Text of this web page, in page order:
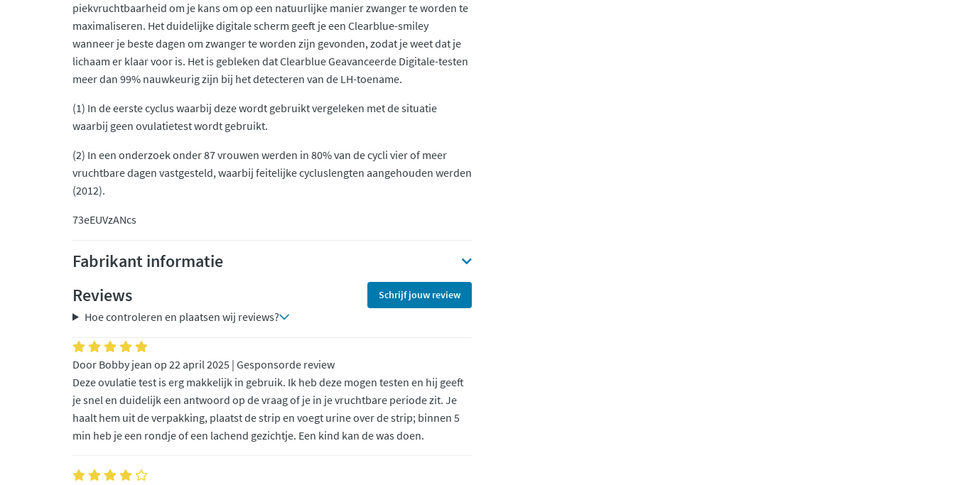
piekvruchtbaarheid om je kans om op een natuurlijke manier zwanger te worden te
maximaliseren. Het duidelijke digitale scherm geeft je een Clearblue-smiley
wanneer je beste dagen om zwanger te worden zijn gevonden, zodat je weet dat je
lichaam er klaar voor is. Het is gebleken dat Clearblue Geavanceerde Digitale-testen
meer dan 99% nauwkeurig zijn bij het detecteren van de LH-toename.
(1) In de eerste cyclus waarbij deze wordt gebruikt vergeleken met de situatie
waarbij geen ovulatietest wordt gebruikt.
(2) In een onderzoek onder 87 vrouwen werden in 80% van de cycli vier of meer
vruchtbare dagen vastgesteld, waarbij feitelijke cycluslengten aangehouden werden
(2012).
73eEUVzANcs
Fabrikant informatie
Reviews
Schrijf jouw review
Hoe controleren en plaatsen wij reviews?
Door Bobby jean op 22 april 2025 | Gesponsorde review
Deze ovulatie test is erg makkelijk in gebruik. Ik heb deze mogen testen en hij geeft
je snel en duidelijk een antwoord op de vraag of je in je vruchtbare periode zit. Je
haalt hem uit de verpakking, plaatst de strip en voegt urine over de strip; binnen 5
min heb je een rondje of een lachend gezichtje. Een kind kan de was doen.